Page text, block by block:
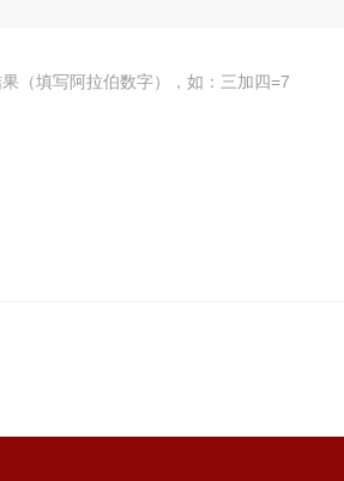
（填写阿拉伯数字），如：三加四=7